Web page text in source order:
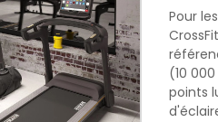
Pour
(10
points